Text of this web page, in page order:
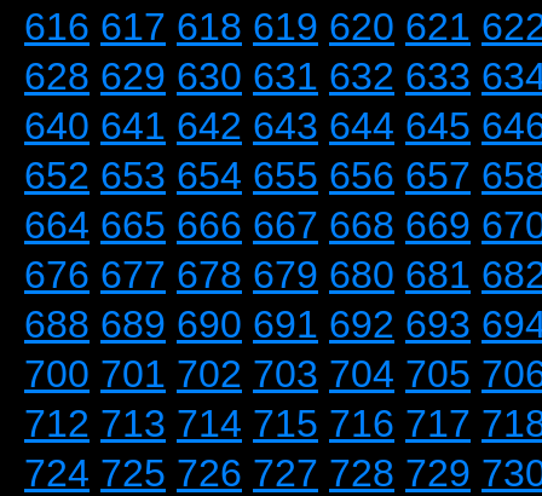
616 617 618 619 620 621
628 629 630 631 632 633
640 641 642 643 644 645
652 653 654 655 656 657
664 665 666 667 668 669
676 677 678 679 680 681
688 689 690 691 692 693
700 701 702 703 704 705
712 713 714 715 716 717
724 725 726 727 728 729